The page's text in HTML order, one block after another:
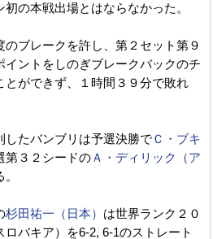
の本戦出場とはならなかった。
のブレークを許し、第２セット第９
ントをしのぎブレークバックのチ
とができず、１時間３９分で敗れ
したバンブリは予選決勝でＣ・ブキ
第３２シードのＡ・ディリック（ア
杉田祐一（日本） は世界ランク２０
ロバキア）を6-2, 6-1のストレート